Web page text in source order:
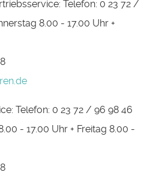
Telefon: 0 23 72 /
8.00 - 17.00 Uhr +
Telefon: 0 23 72 / 96 98 46
- 17.00 Uhr + Freitag 8.00 -